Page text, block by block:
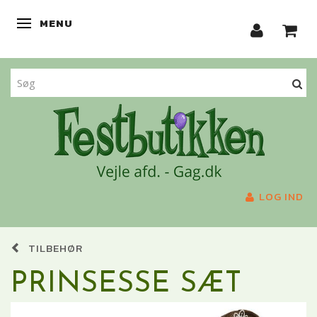
SKIFTE NAVIGATION
MENU
LOG IND
TILBEHØR
PRINSESSE SÆT